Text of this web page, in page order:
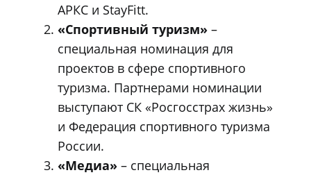
АРКС и StayFitt.
«Спортивный туризм» –
специальная номинация для
проектов в сфере спортивного
туризма. Партнерами номинации
выступают СК «Росгосстрах жизнь»
и Федерация спортивного туризма
России.
«Медиа» – специальная